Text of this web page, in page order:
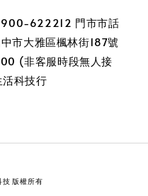
622212 門市市話
大雅區楓林街187號
(非客服時段無人接
科技行
版權所有